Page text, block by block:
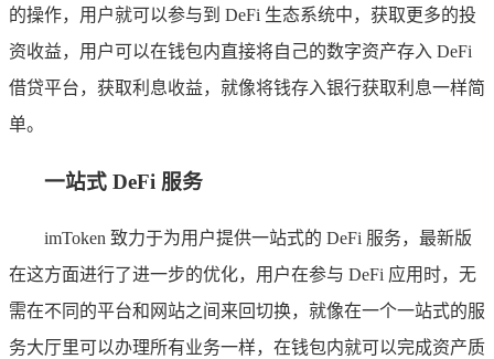
的操作，用户就可以参与到 DeFi 生态系统中，获取更多的投
资收益，用户可以在钱包内直接将自己的数字资产存入 DeFi
借贷平台，获取利息收益，就像将钱存入银行获取利息一样简
单。
一站式 DeFi 服务
imToken 致力于为用户提供一站式的 DeFi 服务，最新版
在这方面进行了进一步的优化，用户在参与 DeFi 应用时，无
需在不同的平台和网站之间来回切换，就像在一个一站式的服
务大厅里可以办理所有业务一样，在钱包内就可以完成资产质